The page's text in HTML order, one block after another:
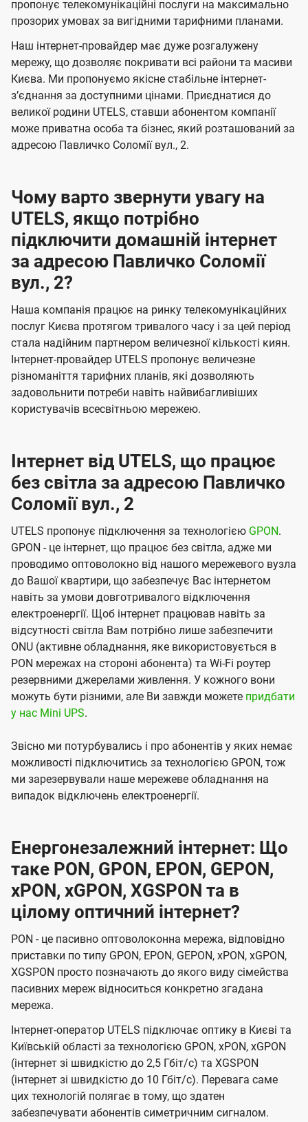
ї
U
t
e
l
s
а
ч
е
н
н
я
а
ч
е
н
н
я
пропонує телекомунікаційні послуги на максимально
прозорих умовах за вигідними тарифними планами.
Наш інтернет-провайдер має дуже розгалужену
мережу, що дозволяє покривати всі райони та масиви
Києва. Ми пропонуємо якісне стабільне інтернет-
зʼєднання за доступними цінами. Приєднатися до
великої родини UTELS, ставши абонентом компанії
може приватна особа та бізнес, який розташований за
адресою Павличко Соломії вул., 2.
Чому варто звернути увагу на
UTELS, якщо потрібно
підключити домашній інтернет
за адресою Павличко Соломії
вул., 2?
Наша компанія працює на ринку телекомунікаційних
послуг Києва протягом тривалого часу і за цей період
стала надійним партнером величезної кількості киян.
Інтернет-провайдер UTELS пропонує величезне
різноманіття тарифних планів, які дозволяють
задовольнити потреби навіть найвибагливіших
користувачів всесвітньою мережею.
Інтернет від UTELS, що працює
без світла за адресою Павличко
Соломії вул., 2
UTELS пропонує підключення за технологією GPON.
GPON - це інтернет, що працює без світла, адже ми
проводимо оптоволокно від нашого мережевого вузла
до Вашої квартири, що забезпечує Вас інтернетом
навіть за умови довготривалого відключення
електроенергії. Щоб інтернет працював навіть за
відсутності світла Вам потрібно лише забезпечити
ONU (активне обладнання, яке використовується в
PON мережах на стороні абонента) та Wi-Fi роутер
резервними джерелами живлення. У кожного вони
можуть бути різними, але Ви завжди можете придбати
у нас Mini UPS.
Звісно ми потурбувались і про абонентів у яких немає
можливості підключитись за технологією GPON, тож
ми зарезервували наше мережеве обладнання на
випадок відключень електроенергії.
Енергонезалежний інтернет: Що
таке PON, GPON, EPON, GEPON,
xPON, xGPON, XGSPON та в
цілому оптичний інтернет?
PON - це пасивно оптоволоконна мережа, відповідно
приставки по типу GPON, EPON, GEPON, xPON, xGPON,
XGSPON просто позначають до якого виду сімейства
пасивних мереж відноситься конкретно згадана
мережа.
Інтернет-оператор UTELS підключає оптику в Києві та
Київській області за технологією GPON, xPON, xGPON
(інтернет зі швидкістю до 2,5 Гбіт/с) та XGSPON
(інтернет зі швидкістю до 10 Гбіт/с). Перевага саме
цих технологій полягає в тому, що здатен
забезпечувати абонентів симетричним сигналом.